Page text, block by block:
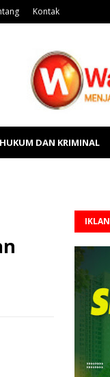
Kontak
HUKUM DAN KRIMINAL
IKLAN